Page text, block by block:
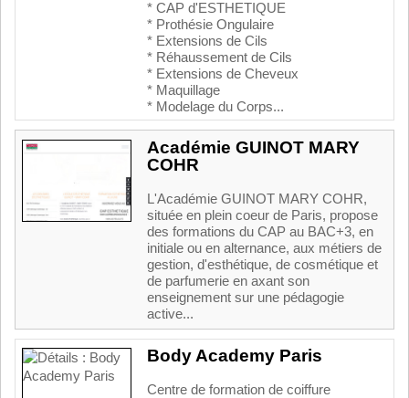
* CAP d'ESTHETIQUE
* Prothésie Ongulaire
* Extensions de Cils
* Réhaussement de Cils
* Extensions de Cheveux
* Maquillage
* Modelage du Corps...
Académie GUINOT MARY
COHR
L'Académie GUINOT MARY COHR,
située en plein coeur de Paris, propose
des formations du CAP au BAC+3, en
initiale ou en alternance, aux métiers de
gestion, d'esthétique, de cosmétique et
de parfumerie en axant son
enseignement sur une pédagogie
active...
Body Academy Paris
Centre de formation de coiffure